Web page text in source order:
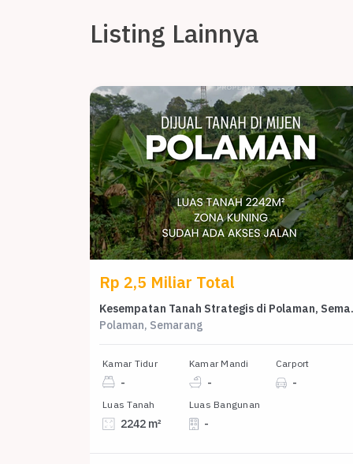
Listing Lainnya
Rp 2,5 Miliar Total
Polaman, Semarang
Kamar Tidur
-
Kamar Mandi
-
Carport
-
Luas Tanah
2242 m²
Luas Bangunan
-